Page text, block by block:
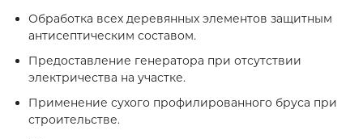
Обработка всех деревянных элементов защитным
антисептическим составом.
Предоставление генератора при отсутствии
электричества на участке.
Применение сухого профилированного бруса при
строительстве.